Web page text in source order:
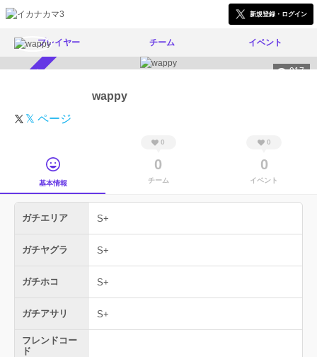
新規登録・ログイン
プレイヤー チーム イベント
917
wappy
𝕏 ページ
基本情報
0
0
チーム
0
0
イベント
ガチエリア S+
ガチヤグラ S+
ガチホコ S+
ガチアサリ S+
フレンドコー
ド